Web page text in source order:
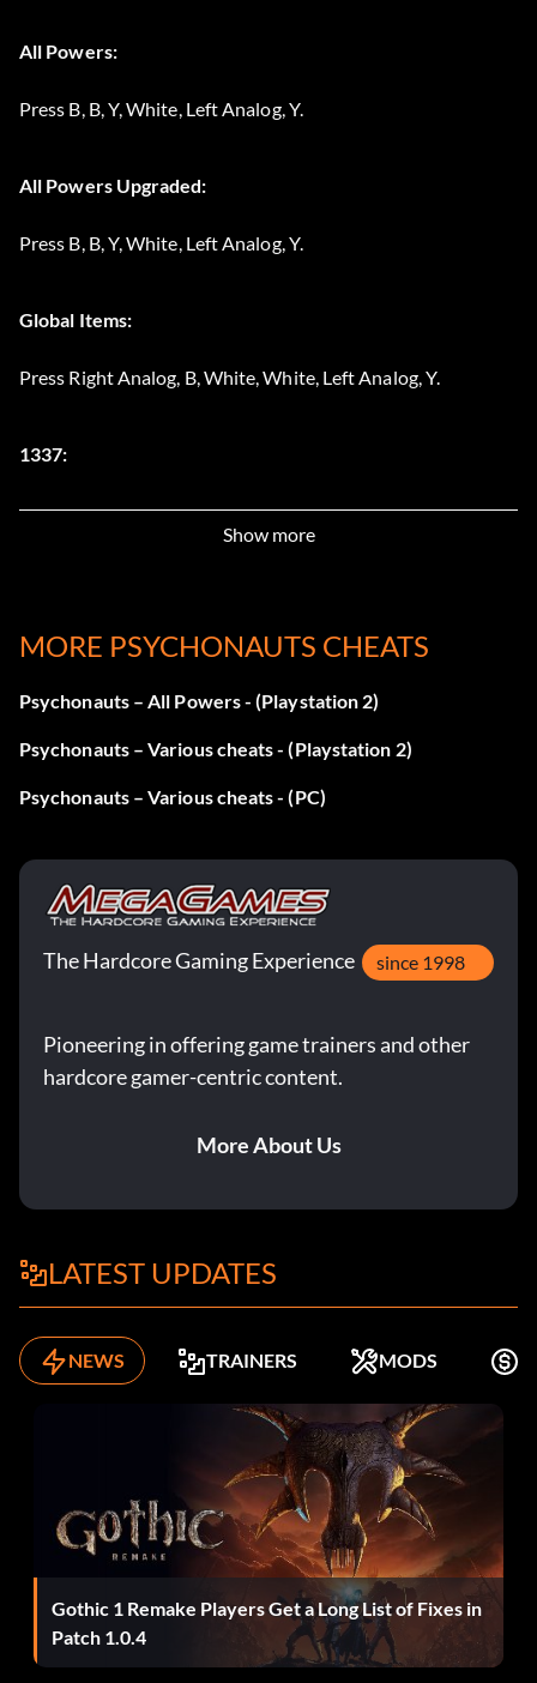
All Powers:
Press B, B, Y, White, Left Analog, Y.
All Powers Upgraded:
Press B, B, Y, White, Left Analog, Y.
Global Items:
Press Right Analog, B, White, White, Left Analog, Y.
1337:
Press White, A, Left Analog, White, White, B.
Show more
MORE PSYCHONAUTS CHEATS
Psychonauts – All Powers - (Playstation 2)
Psychonauts – Various cheats - (Playstation 2)
Psychonauts – Various cheats - (PC)
The Hardcore Gaming Experience since 1998
Pioneering in offering game trainers and other
hardcore gamer-centric content.
More About Us
LATEST UPDATES
NEWS TRAINERS MODS
Gothic 1 Remake Players Get a Long List of Fixes in
Patch 1.0.4